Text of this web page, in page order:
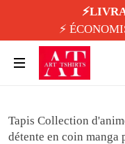
⚡️
Tapis Collection
détente en coin manga